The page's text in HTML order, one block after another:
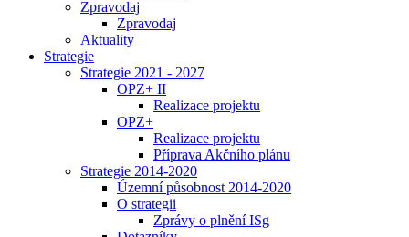
Zpravodaj
Zpravodaj
Aktuality
Strategie
Strategie 2021 - 2027
OPZ+ II
Realizace projektu
OPZ+
Realizace projektu
Příprava Akčního plánu
Strategie 2014-2020
Územní působnost 2014-2020
O strategii
Zprávy o plnění ISg